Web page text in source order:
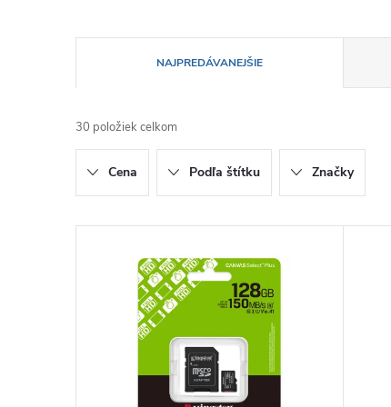
a
d
e
n
NAJPREDÁVANEJŠIE
30 položiek celkom
Cena Podľa štítku Značky